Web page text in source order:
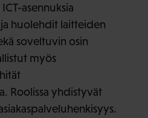
asennuksia
huolehdit laitteiden
soveltuvin osin
myös
Roolissa yhdistyvät